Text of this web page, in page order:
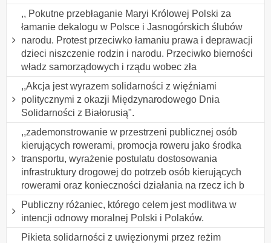
,, Pokutne przebłaganie Maryi Królowej Polski za
łamanie dekalogu w Polsce i Jasnogórskich ślubów
narodu. Protest przeciwko łamaniu prawa i deprawacji
dzieci niszczenie rodzin i narodu. Przeciwko bierności
władz samorządowych i rządu wobec zła
,,Akcja jest wyrazem solidarności z więźniami
politycznymi z okazji Międzynarodowego Dnia
Solidarności z Białorusią".
,,zademonstrowanie w przestrzeni publicznej osób
kierujących rowerami, promocja roweru jako środka
transportu, wyrażenie postulatu dostosowania
infrastruktury drogowej do potrzeb osób kierujących
rowerami oraz konieczności działania na rzecz ich b
Publiczny różaniec, którego celem jest modlitwa w
intencji odnowy moralnej Polski i Polaków.
Pikieta solidarności z uwięzionymi przez reżim